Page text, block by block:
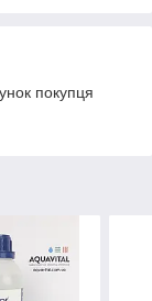
покупця